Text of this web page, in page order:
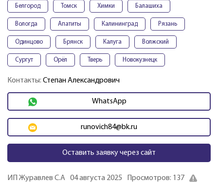
Белгород Томск Химки Балашиха
Вологда Апатиты Калининград Рязань
Одинцово Брянск Калуга Волжский
Сургут Орёл Тверь Новокузнецк
Контакты: Степан Александрович
WhatsApp
runovich84@bk.ru
Оставить заявку через сайт
ИП Журавлев С.А 04 августа 2025 Просмотров: 137